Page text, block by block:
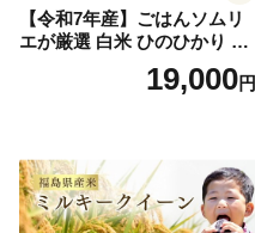
【令和7年産】ごはんソムリ
エが厳選 白米 ひのひかり 10
米 10kg 5kg×2 ひのひかり ブ
19,000円